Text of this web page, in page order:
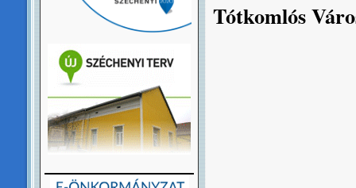
Tótkomlós